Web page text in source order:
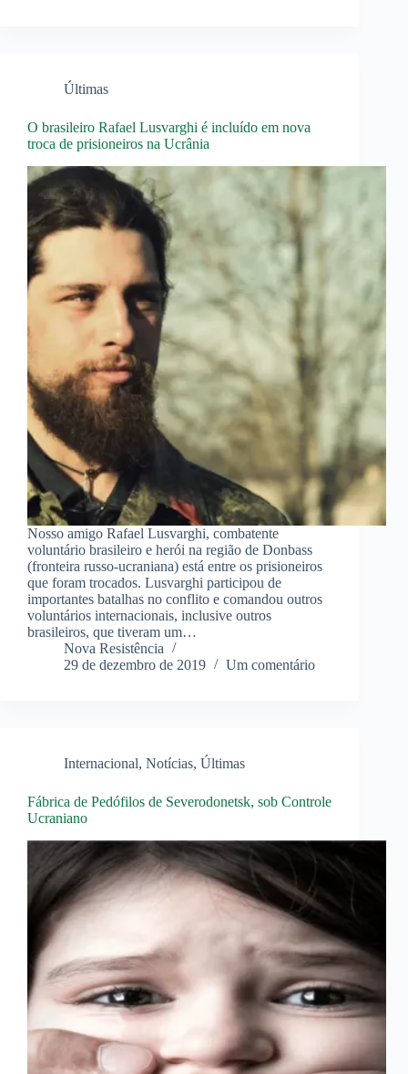
Últimas
O brasileiro Rafael Lusvarghi é incluído em nova
troca de prisioneiros na Ucrânia
Nosso amigo Rafael Lusvarghi, combatente
voluntário brasileiro e herói na região de Donbass
(fronteira russo-ucraniana) está entre os prisioneiros
que foram trocados. Lusvarghi participou de
importantes batalhas no conflito e comandou outros
voluntários internacionais, inclusive outros
brasileiros, que tiveram um…
Nova Resistência
29 de dezembro de 2019
Um comentário
Internacional, Notícias, Últimas
Fábrica de Pedófilos de Severodonetsk, sob Controle
Ucraniano